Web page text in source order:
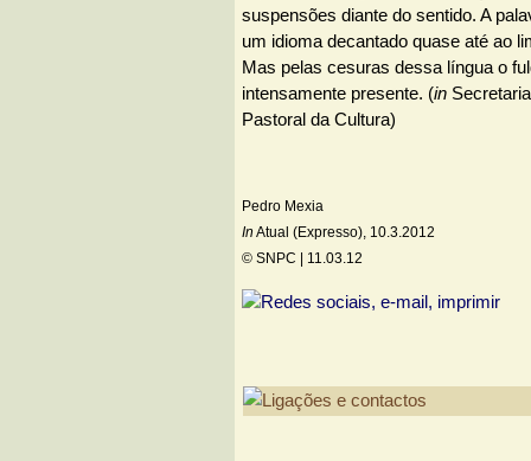
suspensões diante do sentido. A
um idioma decantado quase até ao
Mas pelas cesuras dessa língua o
intensamente presente. (in
Pastoral da Cultura)
Pedro Mexia
In Atual (Expresso), 10.3.2012
© SNPC | 11.03.12